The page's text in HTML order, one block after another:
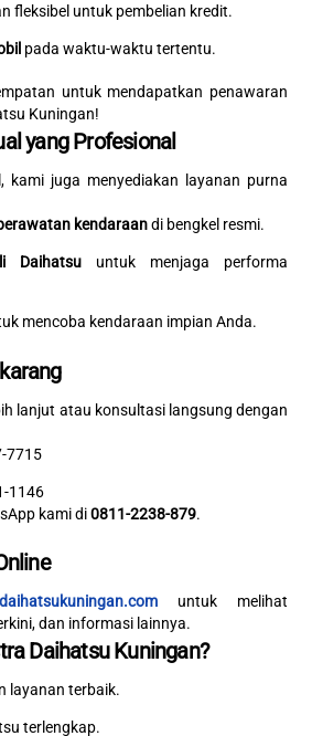
fleksibel untuk pembelian kredit.
pada waktu-waktu tertentu.
untuk mendapatkan penawaran
Kuningan!
yang Profesional
kami juga menyediakan layanan purna
kendaraandi bengkel resmi.
Daihatsuuntuk menjaga performa
mencoba kendaraan impian Anda.
lanjut atau konsultasi langsung dengan
7715
1146
kami di0811-2238-879.
untuk melihat
dan informasi lainnya.
Daihatsu Kuningan?
layanan terbaik.
terlengkap.